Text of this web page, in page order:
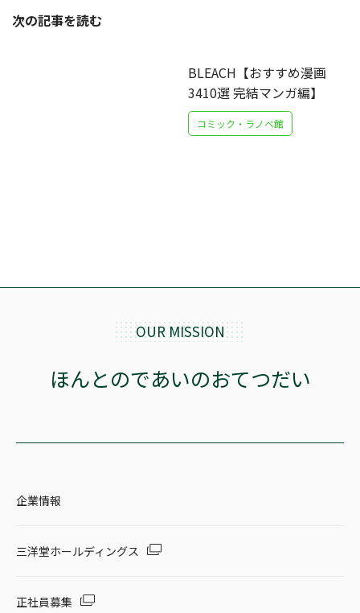
次の記事を読む
BLEACH【おすすめ漫画
3410選 完結マンガ編】
コミック・ラノベ館
OUR MISSION
ほんとのであいのおてつだい
企業情報
三洋堂ホールディングス
正社員募集